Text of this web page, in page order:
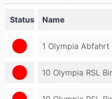
Status Name
1 Olympia Abfahrt
10 Olympia RSL